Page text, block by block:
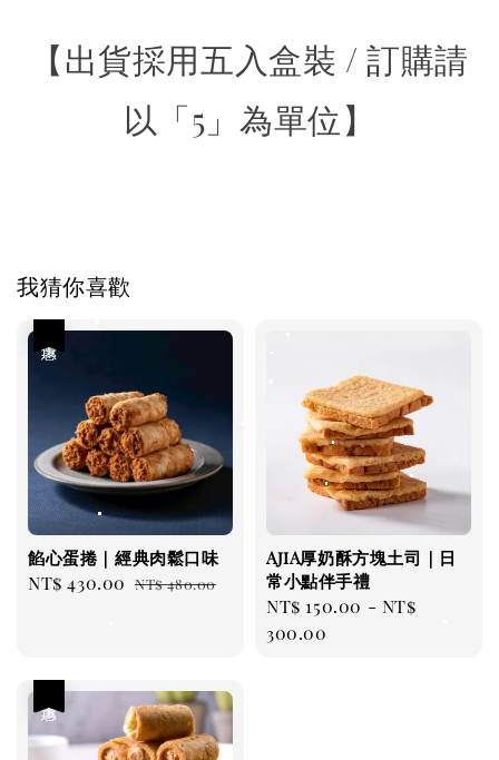
【出貨採用五入盒裝 / 訂購請
以「5」為單位】
我猜你喜歡
餡心蛋捲｜經典肉鬆口味
Sale
NT$ 430.00 Regular
NT$ 480.00
AjiA厚奶酥方塊土司｜日
常小點伴手禮
Regular
price
NT$ 150.00 - NT$
300.00